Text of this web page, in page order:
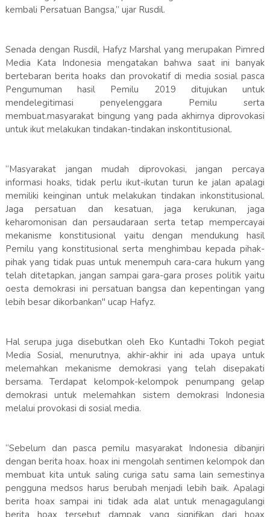
kembali Persatuan Bangsa,” ujar Rusdil.
Senada dengan Rusdil, Hafyz Marshal yang merupakan Pimred
Media Kata Indonesia mengatakan bahwa saat ini banyak
bertebaran berita hoaks dan provokatif di media sosial pasca
Pengumuman hasil Pemilu 2019 ditujukan untuk
mendelegitimasi penyelenggara Pemilu serta
membuat.masyarakat bingung yang pada akhirnya diprovokasi
untuk ikut melakukan tindakan-tindakan inskontitusional.
“Masyarakat jangan mudah diprovokasi, jangan percaya
informasi hoaks, tidak perlu ikut-ikutan turun ke jalan apalagi
memiliki keinginan untuk melakukan tindakan inkonstitusional.
Jaga persatuan dan kesatuan, jaga kerukunan, jaga
keharomonisan dan persaudaraan serta tetap mempercayai
mekanisme konstitusional yaitu dengan mendukung hasil
Pemilu yang konstitusional serta menghimbau kepada pihak-
pihak yang tidak puas untuk menempuh cara-cara hukum yang
telah ditetapkan, jangan sampai gara-gara proses politik yaitu
oesta demokrasi ini persatuan bangsa dan kepentingan yang
lebih besar dikorbankan" ucap Hafyz.
Hal serupa juga disebutkan oleh Eko Kuntadhi Tokoh pegiat
Media Sosial, menurutnya, akhir-akhir ini ada upaya untuk
melemahkan mekanisme demokrasi yang telah disepakati
bersama. Terdapat kelompok-kelompok penumpang gelap
demokrasi untuk melemahkan sistem demokrasi Indonesia
melalui provokasi di sosial media.
“Sebelum dan pasca pemilu masyarakat Indonesia dibanjiri
dengan berita hoax. hoax ini mengolah sentimen kelompok dan
membuat kita untuk saling curiga satu sama lain semestinya
pengguna medsos harus berubah menjadi lebih baik. Apalagi
berita hoax sampai ini tidak ada alat untuk menagagulangi